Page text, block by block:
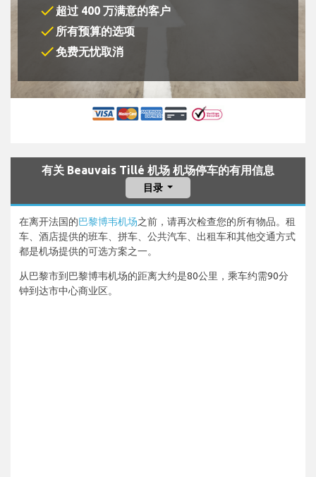
check 超过 400 万满意的客户
check 所有预算的选项
check免费无忧取消
有关 Beauvais Tillé 机场 机场停车的有用信息
目录
在离开法国的巴黎博韦机场之前，请再次检查您的所有物品。租
车、酒店提供的班车、拼车、公共汽车、出租车和其他交通方式
都是机场提供的可选方案之一。
从巴黎市到巴黎博韦机场的距离大约是80公里，乘车约需90分
钟到达市中心商业区。